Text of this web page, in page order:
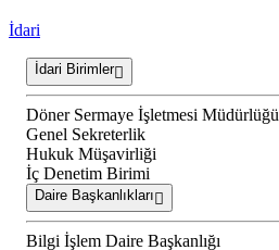
İdari
İdari Birimler
Döner Sermaye İşletmesi Müdürlüğü
Genel Sekreterlik
Hukuk Müşavirliği
İç Denetim Birimi
Daire Başkanlıkları
Bilgi İşlem Daire Başkanlığı